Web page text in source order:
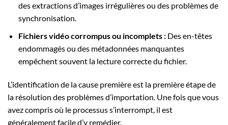
des extractions d’images irrégulières ou des problèmes de
synchronisation.
Fichiers vidéo corrompus ou incomplets :Des en-têtes
endommagés ou des métadonnées manquantes
empêchent souvent la lecture correcte du fichier.
L’identification de la cause première est la première étape de
la résolution des problèmes d’importation. Une fois que vous
avez compris où le processus s’interrompt, il est
généralement facile d’y remédier.